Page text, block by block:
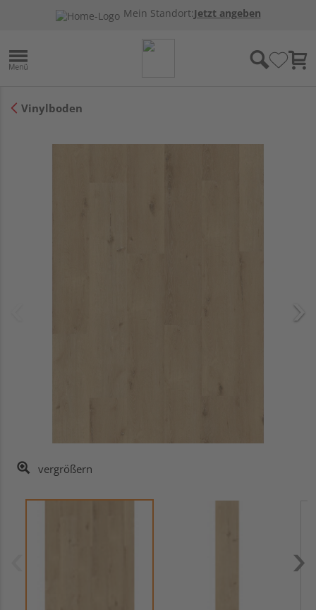
Mein Standort:Jetzt angeben
Vinylboden
vergrößern